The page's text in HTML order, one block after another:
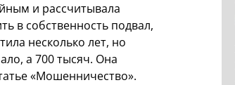
и рассчитывала
в собственность подвал,
несколько лет, но
а 700 тысяч. Она
«Мошенничество».